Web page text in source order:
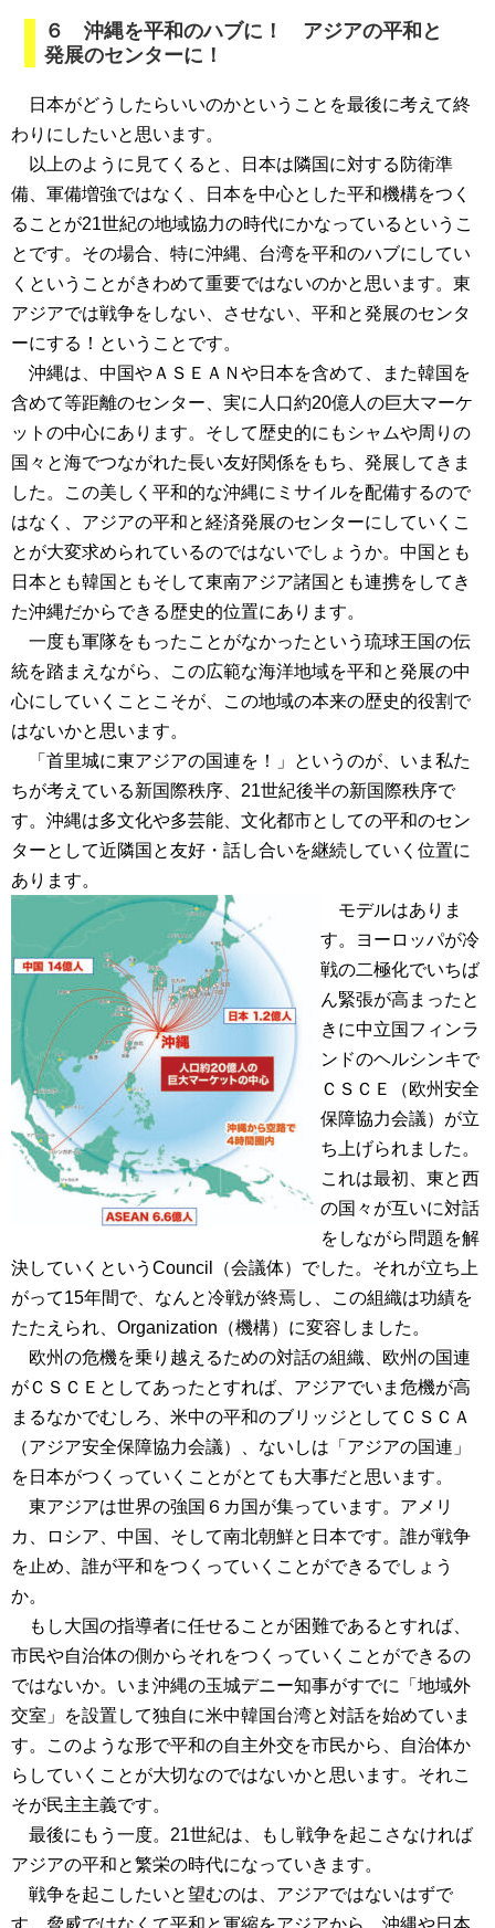
６ 沖縄を平和のハブに！ アジアの平和と
発展のセンターに！
日本がどうしたらいいのかということを最後に考えて終
わりにしたいと思います。
以上のように見てくると、日本は隣国に対する防衛準
備、軍備増強ではなく、日本を中心とした平和機構をつく
ることが21世紀の地域協力の時代にかなっているというこ
とです。その場合、特に沖縄、台湾を平和のハブにしてい
くということがきわめて重要ではないのかと思います。東
アジアでは戦争をしない、させない、平和と発展のセンタ
ーにする！ということです。
沖縄は、中国やＡＳＥＡＮや日本を含めて、また韓国を
含めて等距離のセンター、実に人口約20億人の巨大マーケ
ットの中心にあります。そして歴史的にもシャムや周りの
国々と海でつながれた長い友好関係をもち、発展してきま
した。この美しく平和的な沖縄にミサイルを配備するので
はなく、アジアの平和と経済発展のセンターにしていくこ
とが大変求められているのではないでしょうか。中国とも
日本とも韓国ともそして東南アジア諸国とも連携をしてき
た沖縄だからできる歴史的位置にあります。
一度も軍隊をもったことがなかったという琉球王国の伝
統を踏まえながら、この広範な海洋地域を平和と発展の中
心にしていくことこそが、この地域の本来の歴史的役割で
はないかと思います。
「首里城に東アジアの国連を！」というのが、いま私た
ちが考えている新国際秩序、21世紀後半の新国際秩序で
す。沖縄は多文化や多芸能、文化都市としての平和のセン
ターとして近隣国と友好・話し合いを継続していく位置に
あります。
モデルはありま
す。ヨーロッパが冷
戦の二極化でいちば
ん緊張が高まったと
きに中立国フィンラ
ンドのヘルシンキで
ＣＳＣＥ（欧州安全
保障協力会議）が立
ち上げられました。
これは最初、東と西
の国々が互いに対話
をしながら問題を解
決していくというCouncil（会議体）でした。それが立ち上
がって15年間で、なんと冷戦が終焉し、この組織は功績を
たたえられ、Organization（機構）に変容しました。
欧州の危機を乗り越えるための対話の組織、欧州の国連
がＣＳＣＥとしてあったとすれば、アジアでいま危機が高
まるなかでむしろ、米中の平和のブリッジとしてＣＳＣＡ
（アジア安全保障協力会議）、ないしは「アジアの国連」
を日本がつくっていくことがとても大事だと思います。
東アジアは世界の強国６カ国が集っています。アメリ
カ、ロシア、中国、そして南北朝鮮と日本です。誰が戦争
を止め、誰が平和をつくっていくことができるでしょう
か。
もし大国の指導者に任せることが困難であるとすれば、
市民や自治体の側からそれをつくっていくことができるの
ではないか。いま沖縄の玉城デニー知事がすでに「地域外
交室」を設置して独自に米中韓国台湾と対話を始めていま
す。このような形で平和の自主外交を市民から、自治体か
らしていくことが大切なのではないかと思います。それこ
そが民主主義です。
最後にもう一度。21世紀は、もし戦争を起こさなければ
アジアの平和と繁栄の時代になっていきます。
戦争を起こしたいと望むのは、アジアではないはずで